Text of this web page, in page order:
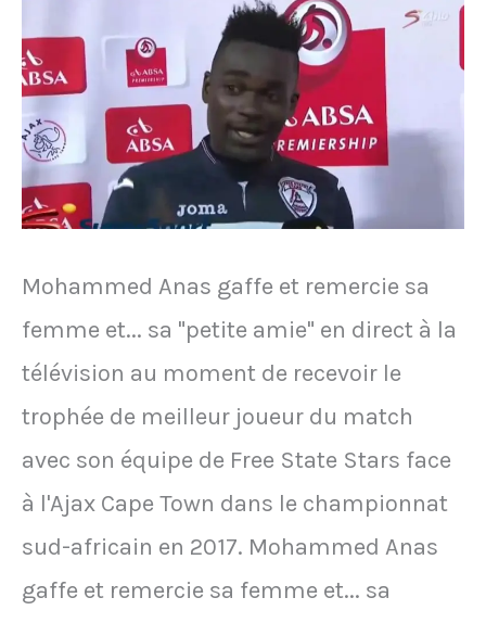
Mohammed Anas gaffe et remercie sa
femme et... sa "petite amie" en direct à la
télévision au moment de recevoir le
trophée de meilleur joueur du match
avec son équipe de Free State Stars face
à l'Ajax Cape Town dans le championnat
sud-africain en 2017. Mohammed Anas
gaffe et remercie sa femme et... sa